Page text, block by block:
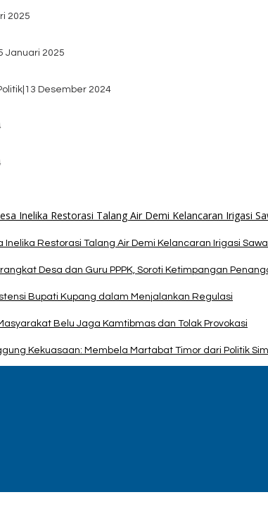
2025
Januari 2025
13 Desember 2024
Restorasi Talang Air Demi Kelancaran Irigasi
Desa dan Guru PPPK, Soroti Ketimpangan
Bupati Kupang dalam Menjalankan Regulasi
Belu Jaga Kamtibmas dan Tolak Provokasi
Kekuasaan: Membela Martabat Timor dari Politik